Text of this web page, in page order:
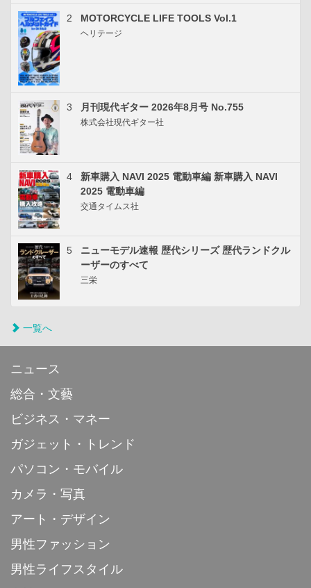
2 MOTORCYCLE LIFE TOOLS Vol.1
ヘリテージ
3 月刊現代ギター 2026年8月号 No.755
株式会社現代ギター社
4
新車購入 NAVI 2025 電動車編 新車購入 NAVI
2025 電動車編
交通タイムス社
5
ニューモデル速報 歴代シリーズ 歴代ランドクル
ーザーのすべて
三栄
一覧へ
ニュース
総合・文藝
ビジネス・マネー
ガジェット・トレンド
パソコン・モバイル
カメラ・写真
アート・デザイン
男性ファッション
男性ライフスタイル